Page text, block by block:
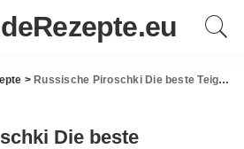
> Russische Piroschki Die beste Teigtaschen Schnittlauch und Ei
Die beste